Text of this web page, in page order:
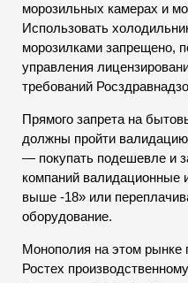
морозильных камерах и
Использовать
морозилками запрещено,
управления
требований
Прямого запрета на
должны пройти
— покупать подешевле и
компаний валидационные
выше -18» или
оборудование.
Монополия на этом
Ростех